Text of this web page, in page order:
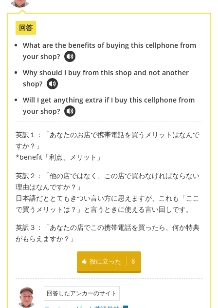
回答
What are the benefits of buying this cellphone from
your shop?
Why should I buy from this shop and not another
shop?
Will I get anything extra if I buy this cellphone from
your shop?
英訳１：「あなたのお店で携帯電話を買うメリットはなんで
すか？」
*benefit「利点、メリット」
英訳２：「他の店ではなく、この店で買わなければならない
理由はなんですか？」
日本語だととてもきつい言い方に思えますが、これも「ここ
で買うメリットは？」と言うときに使える言い回しです。
英訳３：「あなたの店でこの携帯電話を買ったら、何か特典
がもらえますか？」
役に立った 8
回答したアンカーのサイト